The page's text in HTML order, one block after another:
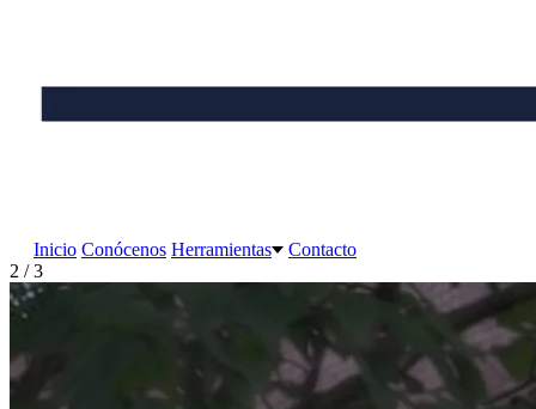
Inicio Conócenos Herramientas
Contacto
2 / 3